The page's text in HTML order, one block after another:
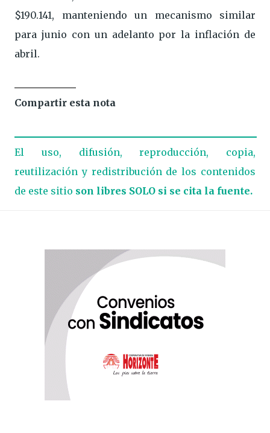
$190.141, manteniendo un mecanismo similar
para junio con un adelanto por la inflación de
abril.
Compartir esta nota
El uso, difusión, reproducción, copia,
reutilización y redistribución de los contenidos
de este sitio son libres SOLO si se cita la fuente.